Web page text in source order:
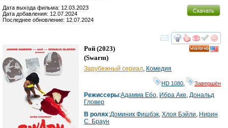
Скачать
Дата выхода фильма: 12.03.2023
Дата добавления: 12.07.2024
Последнее обновление: 12.07.2024
смотреть
Рой (2023)
(Swarm)
Зарубежный сериал, Комедия
HD 1080 Завершён
Режиссеры:Адамма Ебо, Ибра Аке, Дональд
Гловер
В ролях:Доминик Фишбэк, Хлоя Бэйли, Нирин
С. Браун